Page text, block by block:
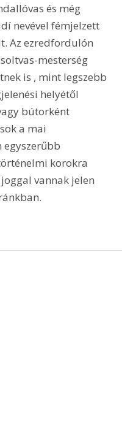
és még
nevével fémjelzett
Az ezredfordulón
mesterség 
is , mint legszebb
helyétől
bútorként
a mai
egyszerűbb
korokra
vannak jelen